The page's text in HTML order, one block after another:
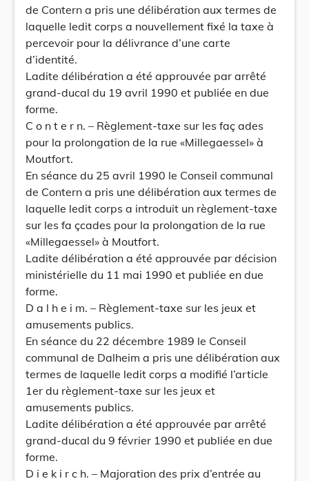
de Contern a pris une délibération aux termes de
laquelle ledit corps a nouvellement fixé la taxe à
percevoir pour la délivrance d’une carte
d’identité.
Ladite délibération a été approuvée par arrêté
grand-ducal du 19 avril 1990 et publiée en due
forme.
C o n t e r n. – Règlement-taxe sur les faç ades
pour la prolongation de la rue «Millegaessel» à
Moutfort.
En séance du 25 avril 1990 le Conseil communal
de Contern a pris une délibération aux termes de
laquelle ledit corps a introduit un règlement-taxe
sur les fa çcades pour la prolongation de la rue
«Millegaessel» à Moutfort.
Ladite délibération a été approuvée par décision
ministérielle du 11 mai 1990 et publiée en due
forme.
D a l h e i m. – Règlement-taxe sur les jeux et
amusements publics.
En séance du 22 décembre 1989 le Conseil
communal de Dalheim a pris une délibération aux
termes de laquelle ledit corps a modifié l’article
1er du règlement-taxe sur les jeux et
amusements publics.
Ladite délibération a été approuvée par arrêté
grand-ducal du 9 février 1990 et publiée en due
forme.
D i e k i r c h. – Majoration des prix d’entrée au